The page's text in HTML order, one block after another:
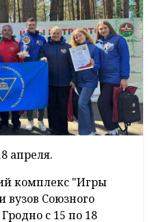
апреля.
комплекс "Игры
вузов Союзного
с 15 по 18